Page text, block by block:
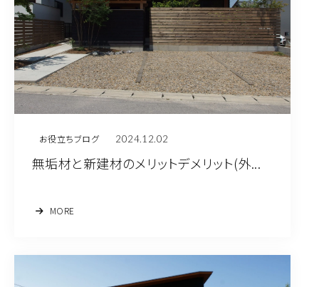
お役立ちブログ 2024.12.02
無垢材と新建材のメリットデメリット(外...
MORE